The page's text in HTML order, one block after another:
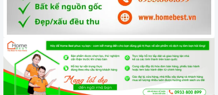
sản phẩm.
Vận chuyển lắp đặt nhanh chóng:Đội ngũ tư vấn viên,
nhân viên và kỹ thuật viên chuyên nghiệp, tận tâm sẽ đồng
hành cùng quý khách trong quá trình mua sắm và sử dụng
sản phẩm.